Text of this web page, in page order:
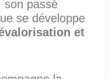
son passé
se développe
et